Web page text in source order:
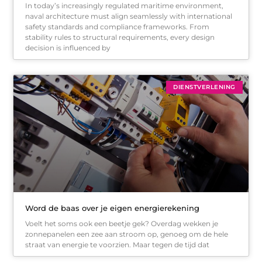
In today’s increasingly regulated maritime environment,
naval architecture must align seamlessly with international
safety standards and compliance frameworks. From
stability rules to structural requirements, every design
decision is influenced by
DIENSTVERLENING
Word de baas over je eigen energierekening
Voelt het soms ook een beetje gek? Overdag wekken je
zonnepanelen een zee aan stroom op, genoeg om de hele
straat van energie te voorzien. Maar tegen de tijd dat